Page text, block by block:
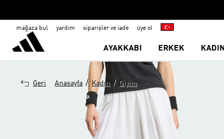
mağaza bul yardım siparişler ve iade üye ol
AYAKKABI ERKEK KADIN
Geri Anasayfa / Kadın / Giyim